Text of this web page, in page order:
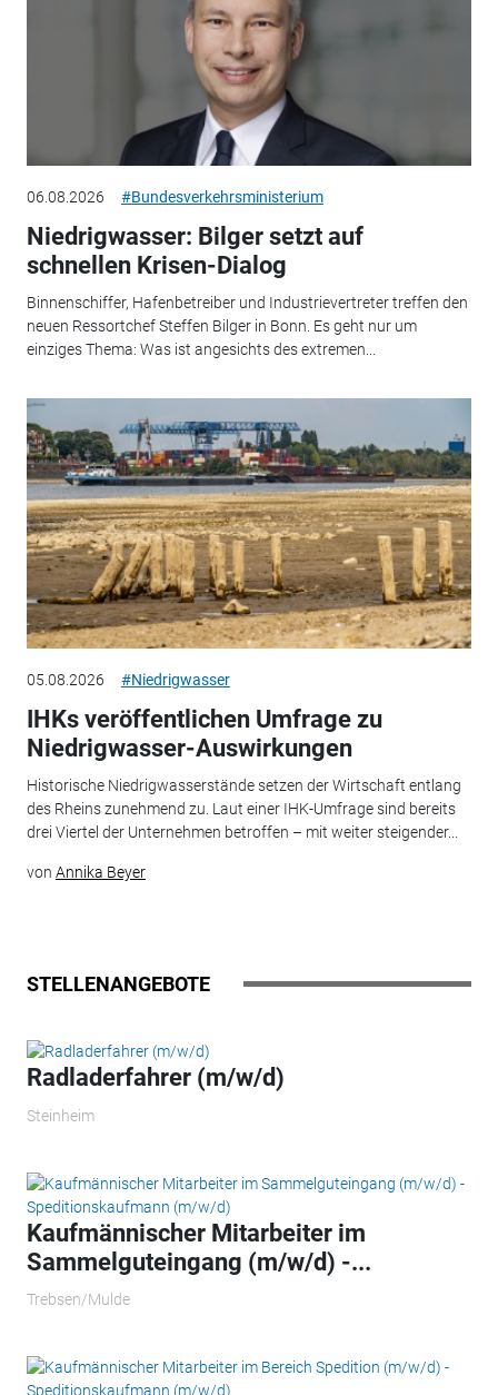
06.08.2026 #Bundesverkehrsministerium
Niedrigwasser: Bilger setzt auf
schnellen Krisen-Dialog
Binnenschiffer, Hafenbetreiber und Industrievertreter treffen den
neuen Ressortchef Steffen Bilger in Bonn. Es geht nur um
einziges Thema: Was ist angesichts des extremen...
05.08.2026 #Niedrigwasser
IHKs veröffentlichen Umfrage zu
Niedrigwasser-Auswirkungen
Historische Niedrigwasserstände setzen der Wirtschaft entlang
des Rheins zunehmend zu. Laut einer IHK-Umfrage sind bereits
drei Viertel der Unternehmen betroffen – mit weiter steigender...
von Annika Beyer
STELLENANGEBOTE
Radladerfahrer (m/w/d)
Steinheim
Kaufmännischer Mitarbeiter im
Sammelguteingang (m/w/d) -...
Trebsen/Mulde